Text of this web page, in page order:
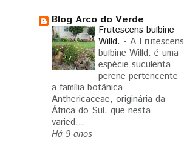
Blog Arco do Verde
Frutescens bulbine
Willd. - A Frutescens
bulbine Willd. é uma
espécie suculenta
perene pertencente
a família botânica
Anthericaceae, originária da
África do Sul, que nesta
varied...
Há 9 anos